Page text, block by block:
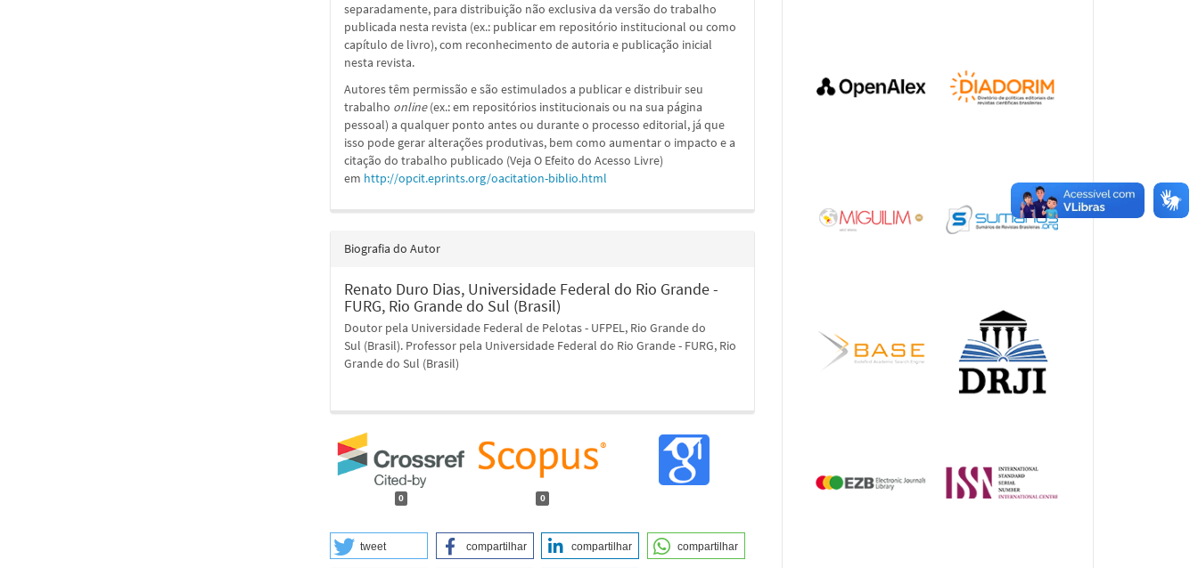
separadamente, para distribuição não exclusiva da versão do trabalho
publicada nesta revista (ex.: publicar em repositório institucional ou como
capítulo de livro), com reconhecimento de autoria e publicação inicial
nesta revista.
Autores têm permissão e são estimulados a publicar e distribuir seu
trabalho online(ex.: em repositórios institucionais ou na sua página
pessoal) a qualquer ponto antes ou durante o processo editorial, já que
isso pode gerar alterações produtivas, bem como aumentar o impacto e a
citação do trabalho publicado (Veja O Efeito do Acesso Livre)
em http://opcit.eprints.org/oacitation-biblio.html
Biografia do Autor
Renato Duro Dias, Universidade Federal do Rio Grande -
FURG, Rio Grande do Sul (Brasil)
Doutor pela Universidade Federal de Pelotas - UFPEL, Rio Grande do
Sul (Brasil). Professor pela Universidade Federal do Rio Grande - FURG, Rio
Grande do Sul (Brasil)
0 0
tweet compartilhar compartilhar compartilhar